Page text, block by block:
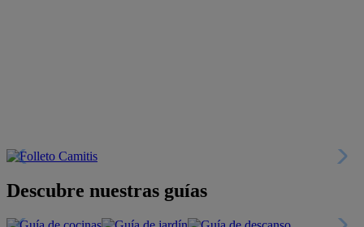
Descubre nuestras guías